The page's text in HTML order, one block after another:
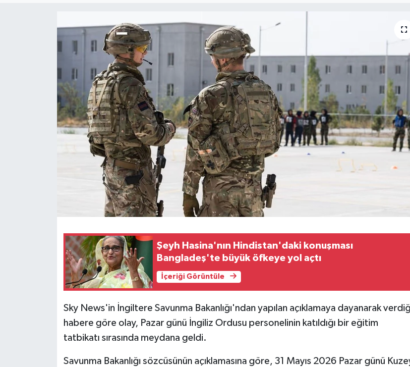
Şeyh Hasina'nın Hindistan'daki konuşması
Bangladeş'te büyük öfkeye yol açtı
İçeriği Görüntüle
Sky News'in İngiltere Savunma Bakanlığı'ndan yapılan açıklamaya dayanarak
habere göre olay, Pazar günü İngiliz Ordusu personelinin katıldığı bir eğitim
tatbikatı sırasında meydana geldi.
Savunma Bakanlığı sözcüsünün açıklamasına göre, 31 Mayıs 2026 Pazar günü
Bi̇li̇m & Teknoloji̇